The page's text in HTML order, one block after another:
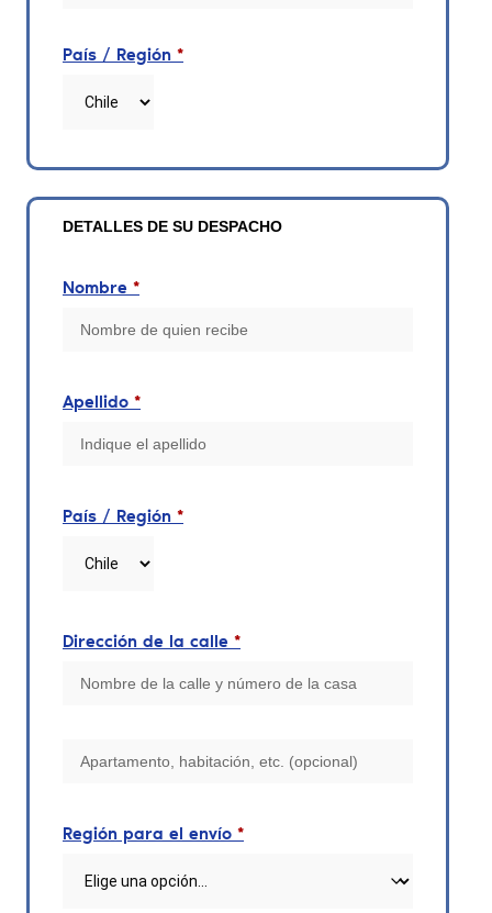
País / Región *
DETALLES DE SU DESPACHO
Nombre *
Apellido *
País / Región *
Dirección de la calle *
Región para el envío *